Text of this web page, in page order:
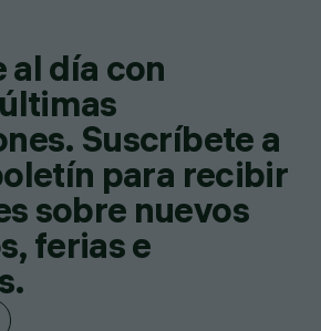
al día con
Suscríbete a
para recibir
sobre nuevos
ferias e